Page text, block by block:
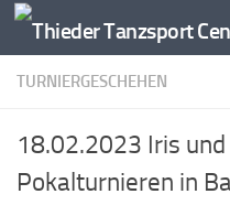
Zum Inhalt springen
TURNIERGESCHEHEN
18.02.2023 Iris
Pokalturnieren in